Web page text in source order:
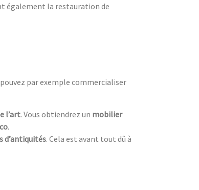
également la restauration de
par exemple commercialiser
l’art. Vous obtiendrez un mobilier
.
d’antiquités. Cela est avant tout dû à